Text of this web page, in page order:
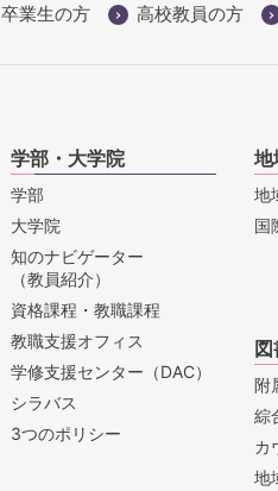
卒業生の方 高校教員の方
学部・大学院
学部
大学院
知のナビゲーター
（教員紹介）
資格課程・教職課程
教職支援オフィス
学修支援センター（DAC）
シラバス
3つのポリシー
地
地
国
附
綜
カ
地